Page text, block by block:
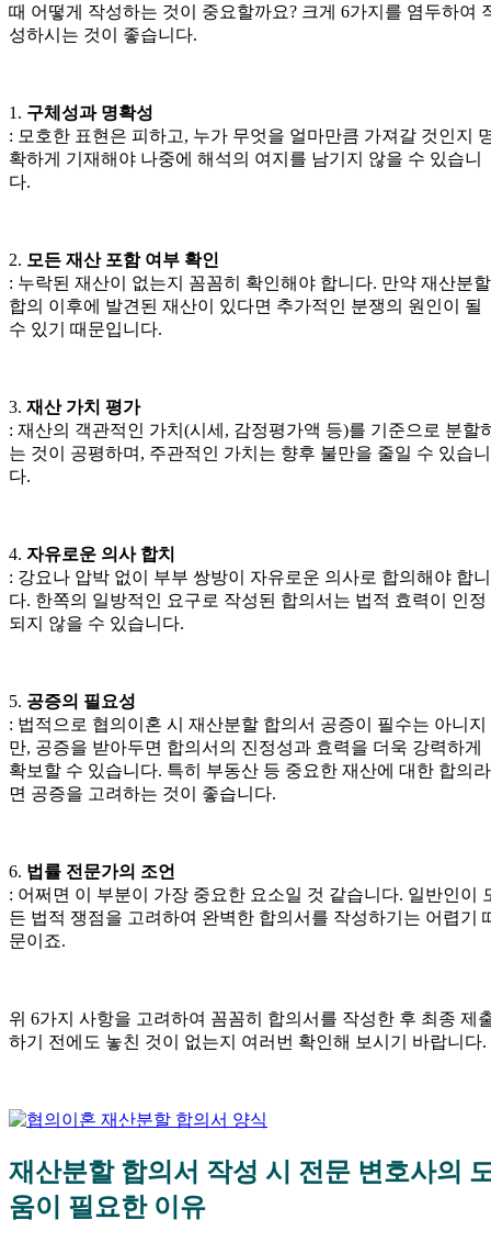
때 어떻게 작성하는 것이 중요할까요? 크게 6가지를 염두하여
성하시는 것이 좋습니다.
1. 구체성과 명확성
: 모호한 표현은 피하고, 누가 무엇을 얼마만큼 가져갈 것인지
확하게 기재해야 나중에 해석의 여지를 남기지 않을 수 있습니
다.
2. 모든 재산 포함 여부 확인
: 누락된 재산이 없는지 꼼꼼히 확인해야 합니다. 만약 재산분할
합의 이후에 발견된 재산이 있다면 추가적인 분쟁의 원인이 될
수 있기 때문입니다.
3. 재산 가치 평가
: 재산의 객관적인 가치(시세, 감정평가액 등)를 기준으로 분할
는 것이 공평하며, 주관적인 가치는 향후 불만을 줄일 수 있습니
다.
4. 자유로운 의사 합치
: 강요나 압박 없이 부부 쌍방이 자유로운 의사로 합의해야 합니
다. 한쪽의 일방적인 요구로 작성된 합의서는 법적 효력이 인정
되지 않을 수 있습니다.
5. 공증의 필요성
: 법적으로 협의이혼 시 재산분할 합의서 공증이 필수는 아니지
만, 공증을 받아두면 합의서의 진정성과 효력을 더욱 강력하게
확보할 수 있습니다. 특히 부동산 등 중요한 재산에 대한 합의라
면 공증을 고려하는 것이 좋습니다.
6. 법률 전문가의 조언
: 어쩌면 이 부분이 가장 중요한 요소일 것 같습니다. 일반인이
든 법적 쟁점을 고려하여 완벽한 합의서를 작성하기는 어렵기
문이죠.
위 6가지 사항을 고려하여 꼼꼼히 합의서를 작성한 후 최종 제
하기 전에도 놓친 것이 없는지 여러번 확인해 보시기 바랍니다.
재산분할 합의서 작성 시 전문 변호사의
움이 필요한 이유